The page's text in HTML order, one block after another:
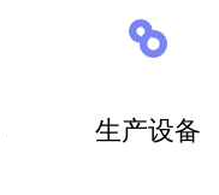
生产设备